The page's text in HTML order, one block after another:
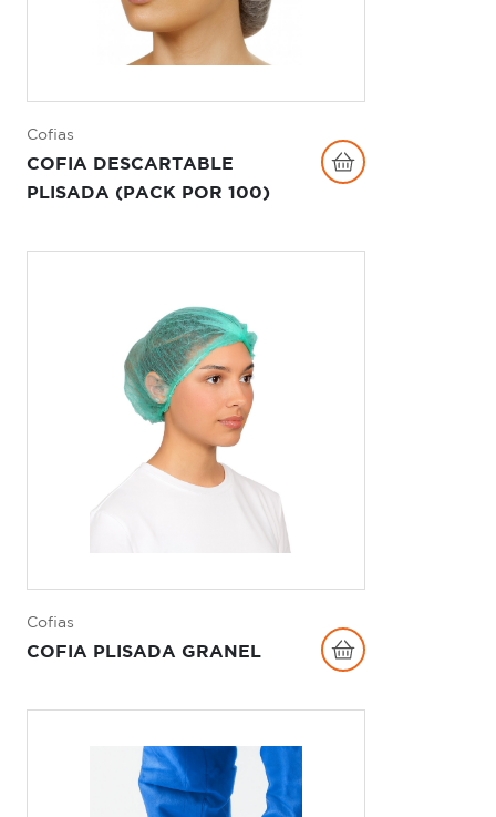
Cofias
COFIA DESCARTABLE
PLISADA (PACK POR 100)
Cofias
COFIA PLISADA GRANEL